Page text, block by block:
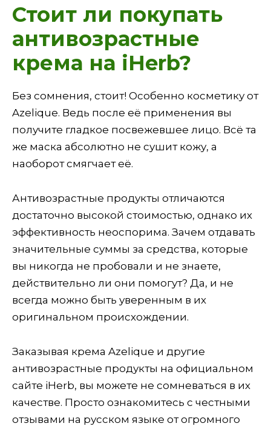
Стоит ли покупать
антивозрастные
крема на iHerb?
Без сомнения, стоит! Особенно косметику от
Azelique. Ведь после её применения вы
получите гладкое посвежевшее лицо. Всё та
же маска абсолютно не сушит кожу, а
наоборот смягчает её.
Антивозрастные продукты отличаются
достаточно высокой стоимостью, однако их
эффективность неоспорима. Зачем отдавать
значительные суммы за средства, которые
вы никогда не пробовали и не знаете,
действительно ли они помогут? Да, и не
всегда можно быть уверенным в их
оригинальном происхождении.
Заказывая крема Azelique и другие
антивозрастные продукты на официальном
сайте iHerb, вы можете не сомневаться в их
качестве. Просто ознакомитесь с честными
отзывами на русском языке от огромного